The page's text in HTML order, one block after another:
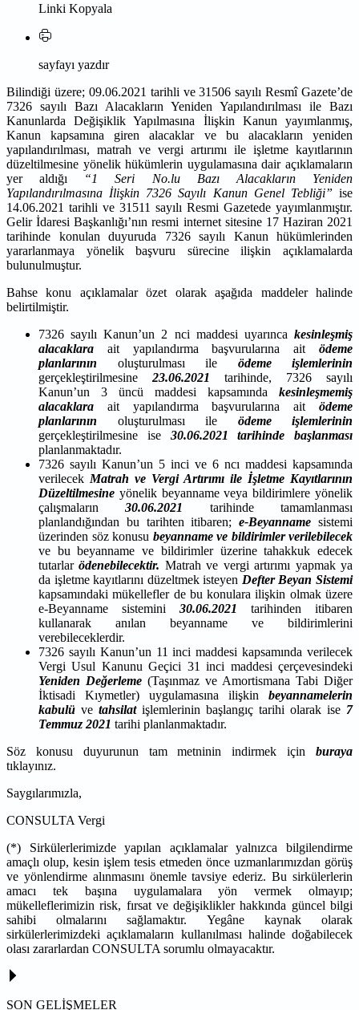
Linki Kopyala
sayfayı yazdır
Bilindiği üzere; 09.06.2021 tarihli ve 31506 sayılı Resmî Gazete’de
7326 sayılı Bazı Alacakların Yeniden Yapılandırılması ile Bazı
Kanunlarda Değişiklik Yapılmasına İlişkin Kanun yayımlanmış,
Kanun kapsamına giren alacaklar ve bu alacakların yeniden
yapılandırılması, matrah ve vergi artırımı ile işletme kayıtlarının
düzeltilmesine yönelik hükümlerin uygulamasına dair açıklamaların
yer aldığı
“1 Seri No.lu Bazı Alacakların Yeniden
Yapılandırılmasına İlişkin 7326 Sayılı Kanun Genel Tebliği” ise
14.06.2021 tarihli ve 31511 sayılı Resmi Gazetede yayımlanmıştır.
Gelir İdaresi Başkanlığı’nın resmi internet sitesine 17 Haziran 2021
tarihinde konulan duyuruda 7326 sayılı Kanun hükümlerinden
yararlanmaya yönelik başvuru sürecine ilişkin açıklamalarda
bulunulmuştur.
Bahse konu açıklamalar özet olarak aşağıda maddeler halinde
belirtilmiştir.
7326 sayılı Kanun’un 2 nci maddesi uyarınca kesinleşmiş
alacaklara ait yapılandırma başvurularına ait ödeme
planlarının oluşturulması ile ödeme işlemlerinin
gerçekleştirilmesine 23.06.2021 tarihinde, 7326 sayılı
Kanun’un 3 üncü maddesi kapsamında kesinleşmemiş
alacaklara ait yapılandırma başvurularına ait ödeme
planlarının oluşturulması ile ödeme işlemlerinin
gerçekleştirilmesine ise 30.06.2021 tarihinde başlanması
planlanmaktadır.
7326 sayılı Kanun’un 5 inci ve 6 ncı maddesi kapsamında
verilecek Matrah ve Vergi Artırımı ile İşletme Kayıtlarının
Düzeltilmesine yönelik beyanname veya bildirimlere yönelik
çalışmaların30.06.2021 tarihinde tamamlanması
planlandığından bu tarihten itibaren;e-Beyanname sistemi
üzerinden söz konusu beyanname ve bildirimler verilebilecek
ve bu beyanname ve bildirimler üzerine tahakkuk edecek
tutarlarödenebilecektir. Matrah ve vergi artırımı yapmak ya
da işletme kayıtlarını düzeltmek isteyen Defter Beyan Sistemi
kapsamındaki mükellefler de bu konulara ilişkin olmak üzere
e-Beyanname sistemini 30.06.2021 tarihinden itibaren
kullanarak anılan beyanname ve bildirimlerini
verebileceklerdir.
7326 sayılı Kanun’un 11 inci maddesi kapsamında verilecek
Vergi Usul Kanunu Geçici 31 inci maddesi çerçevesindeki
Yeniden Değerleme (Taşınmaz ve Amortismana Tabi Diğer
İktisadi Kıymetler) uygulamasına ilişkin beyannamelerin
kabulü ve tahsilatişlemlerinin başlangıç tarihi olarak ise 7
Temmuz 2021 tarihi planlanmaktadır.
Söz konusu duyurunun tam metninin indirmek için buraya
tıklayınız.
Saygılarımızla,
CONSULTA Vergi
(*) Sirkülerlerimizde yapılan açıklamalar yalnızca bilgilendirme
amaçlı olup, kesin işlem tesis etmeden önce uzmanlarımızdan görüş
ve yönlendirme alınmasını önemle tavsiye ederiz. Bu sirkülerlerin
amacı tek başına uygulamalara yön vermek olmayıp;
mükelleflerimizin risk, fırsat ve değişiklikler hakkında güncel bilgi
sahibi olmalarını sağlamaktır. Yegâne kaynak olarak
sirkülerlerimizdeki açıklamaların kullanılması halinde doğabilecek
olası zararlardan CONSULTA sorumlu olmayacaktır.
SON GELİŞMELER